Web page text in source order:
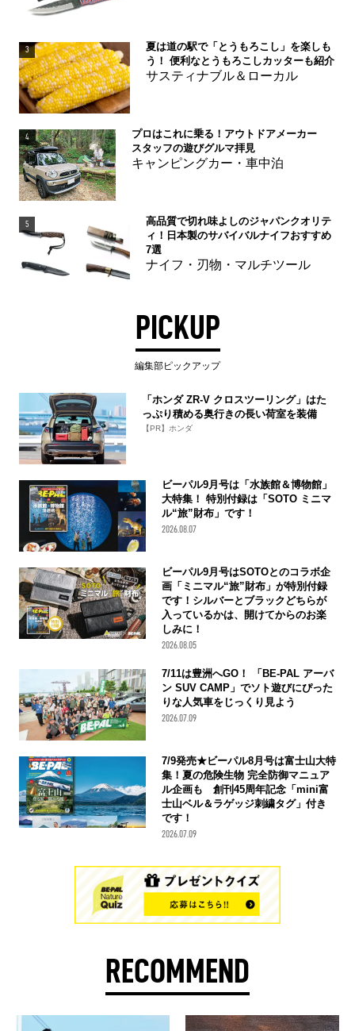
3
夏は道の駅で「とうもろこし」を楽しも
う！ 便利なとうもろこしカッターも紹介
サスティナブル＆ローカル
4
プロはこれに乗る！アウトドアメーカー
スタッフの遊びグルマ拝見
キャンピングカー・車中泊
5
高品質で切れ味よしのジャパンクオリテ
ィ！日本製のサバイバルナイフおすすめ
7選
ナイフ・刃物・マルチツール
PICKUP
編集部ピックアップ
「ホンダ ZR-V クロスツーリング」はた
っぷり積める奥行きの長い荷室を装備
【PR】ホンダ
ビーパル9月号は「水族館＆博物館」
大特集！ 特別付録は「SOTO ミニマ
ル“旅”財布」です！
2026.08.07
ビーパル9月号はSOTOとのコラボ企
画「ミニマル“旅”財布」が特別付録
です！シルバーとブラックどちらが
入っているかは、開けてからのお楽
しみに！
2026.08.05
7/11は豊洲へGO！ 「BE-PAL アーバ
ン SUV CAMP」でソト遊びにぴった
りな人気車をじっくり見よう
2026.07.09
7/9発売★ビーパル8月号は富士山大特
集！夏の危険生物 完全防御マニュア
ル企画も 創刊45周年記念「mini富
士山ベル＆ラゲッジ刺繍タグ」付き
です！
2026.07.09
RECOMMEND